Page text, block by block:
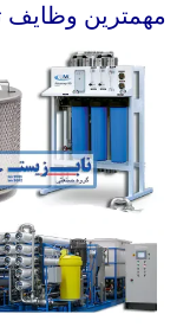
مهمترین وظایف